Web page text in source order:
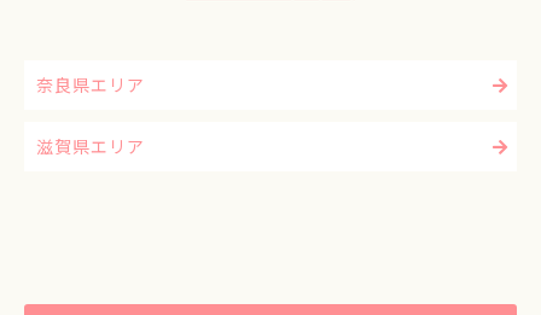
奈良県エリア
滋賀県エリア